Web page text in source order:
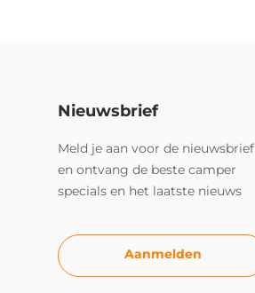
Nieuwsbrief
Meld je aan voor de nieuwsbrief
en ontvang de beste camper
specials en het laatste nieuws
Aanmelden